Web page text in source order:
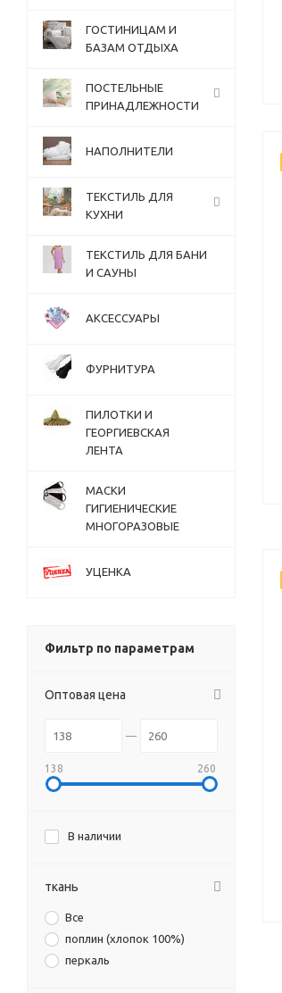
ГОСТИНИЦАМ И
БАЗАМ ОТДЫХА
ПОСТЕЛЬНЫЕ
ПРИНАДЛЕЖНОСТИ
НАПОЛНИТЕЛИ
ТЕКСТИЛЬ ДЛЯ
КУХНИ
ТЕКСТИЛЬ ДЛЯ БАНИ
И САУНЫ
АКСЕССУАРЫ
ФУРНИТУРА
ПИЛОТКИ И
ГЕОРГИЕВСКАЯ
ЛЕНТА
МАСКИ
ГИГИЕНИЧЕСКИЕ
МНОГОРАЗОВЫЕ
УЦЕНКА
Фильтр по параметрам
Оптовая цена
138 260
В наличии
ткань
Все
поплин (хлопок 100%)
перкаль